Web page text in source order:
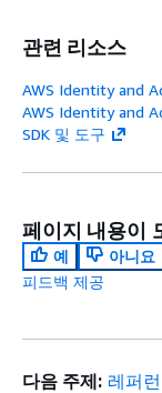
관련 리소스
AWS Identity and
AWS Identity and
SDK 및 도구
페이지 내용이
예
아니요
피드백 제공
다음 주제: 레퍼